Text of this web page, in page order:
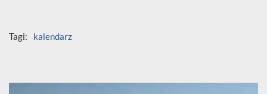
Tagi: kalendarz